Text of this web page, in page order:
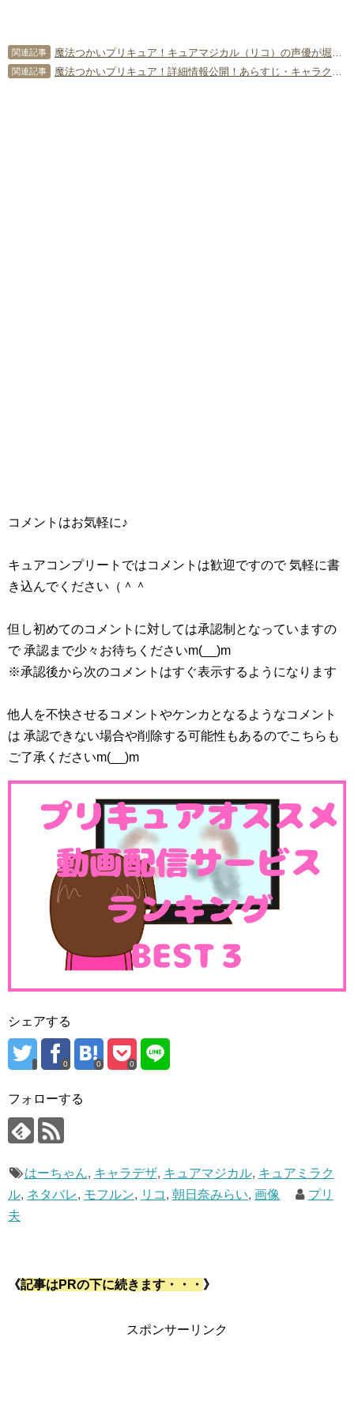
関連記事
関連記事
コメントはお気軽に♪
キュアコンプリートではコメントは歓迎ですので 気軽に書
き込んでください（＾＾
但し初めてのコメントに対しては承認制となっていますの
で 承認まで少々お待ちくださいm(__)m
※承認後から次のコメントはすぐ表示するようになります
他人を不快させるコメントやケンカとなるようなコメント
は 承認できない場合や削除する可能性もあるのでこちらも
ご了承くださいm(__)m
シェアする
0 0 0
フォローする
はーちゃん, キャラデザ, キュアマジカル, キュアミラク
ル, ネタバレ, モフルン, リコ , 朝日奈みらい, 画像
プリ
夫
《記事はPRの下に続きます・・・ 》
スポンサーリンク